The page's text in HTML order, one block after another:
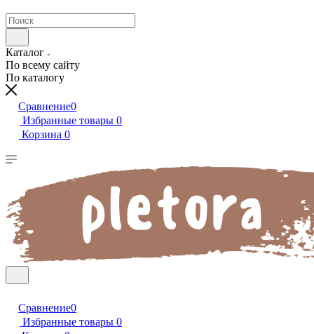
Каталог
По всему сайту
По каталогу
Сравнение0
Избранные товары 0
Корзина 0
Сравнение0
Избранные товары 0